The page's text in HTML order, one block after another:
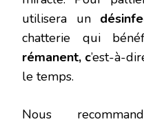
utilisera un
chatterie qui
rémanent, c’est-à-
le temps.
Nous